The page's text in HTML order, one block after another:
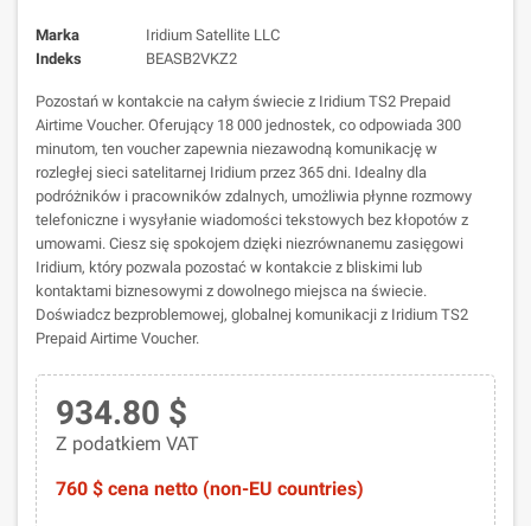
Marka
Iridium Satellite LLC
Indeks
BEASB2VKZ2
Pozostań w kontakcie na całym świecie z Iridium TS2 Prepaid
Airtime Voucher. Oferujący 18 000 jednostek, co odpowiada 300
minutom, ten voucher zapewnia niezawodną komunikację w
rozległej sieci satelitarnej Iridium przez 365 dni. Idealny dla
podróżników i pracowników zdalnych, umożliwia płynne rozmowy
telefoniczne i wysyłanie wiadomości tekstowych bez kłopotów z
umowami. Ciesz się spokojem dzięki niezrównanemu zasięgowi
Iridium, który pozwala pozostać w kontakcie z bliskimi lub
kontaktami biznesowymi z dowolnego miejsca na świecie.
Doświadcz bezproblemowej, globalnej komunikacji z Iridium TS2
Prepaid Airtime Voucher.
934.80 $
Z podatkiem VAT
760 $ cena netto (non-EU countries)